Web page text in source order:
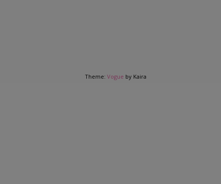
Theme: Vogue by Kaira